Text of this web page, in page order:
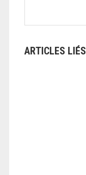
ARTICLES LIÉS